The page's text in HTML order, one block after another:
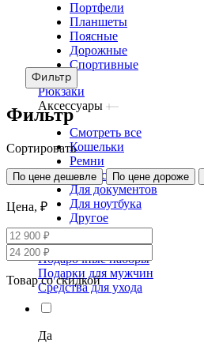
Портфели
Планшеты
Поясные
Дорожные
Спортивные
Рюкзаки
Аксессуары
Смотреть все
Кошельки
Ремни
Несессеры
Для документов
Для ноутбука
Другое
Сертификаты
Подарочные наборы
Подарки для мужчин
Средства для ухода
Фильтр
Фильтр
Сортировать
По цене дешевле По цене дороже
Цена, ₽
Товар со скидкой
Да